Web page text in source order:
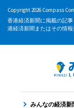
Copyright 2026 Compass
香港経済新聞に掲載の記
港経済新聞またはその情報
みんなの経済新